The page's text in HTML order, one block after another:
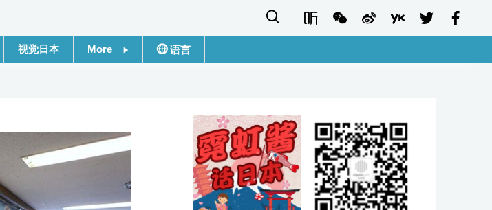
视觉日本 More
日本信息库
日本一瞥
语言
Français